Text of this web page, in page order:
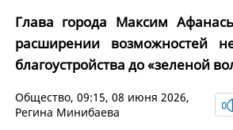
Глава города Максим
расширении возможностей
благоустройства до «зеленой
Общество, 09:15, 08 июня 2026,
Регина Минибаева